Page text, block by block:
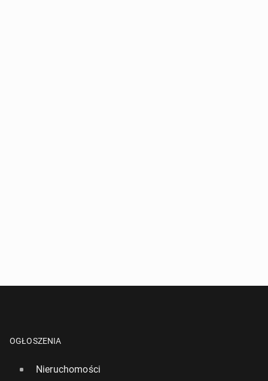
OGŁOSZENIA
Nieruchomości